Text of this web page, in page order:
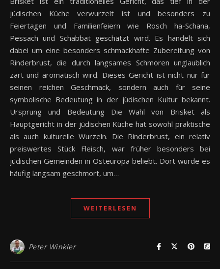
jüdischen Küche verwurzelt ist und besonders zu
Feiertagen und Familienfeiern wie Rosch ha-Schana,
Pessach und Schabbat geschätzt wird. Es handelt sich
dabei um eine besonders schmackhafte Zubereitung von
Rinderbrust, die durch langsames Schmoren unglaublich
zart und aromatisch wird. Dieses Gericht ist nicht nur für
seinen reichen Geschmack, sondern auch für seine
symbolische Bedeutung in der jüdischen Kultur bekannt.
Ursprung und Bedeutung Die Wahl von Brisket als
Hauptgericht in der jüdischen Küche hat sowohl praktische
als auch kulturelle Wurzeln. Die Rinderbrust, ein relativ
preiswertes Stück Fleisch, war früher besonders bei
jüdischen Gemeinden in Osteuropa beliebt. Dort wurde es
häufig langsam geschmort, um…
WEITERLESEN
Peter Winkler